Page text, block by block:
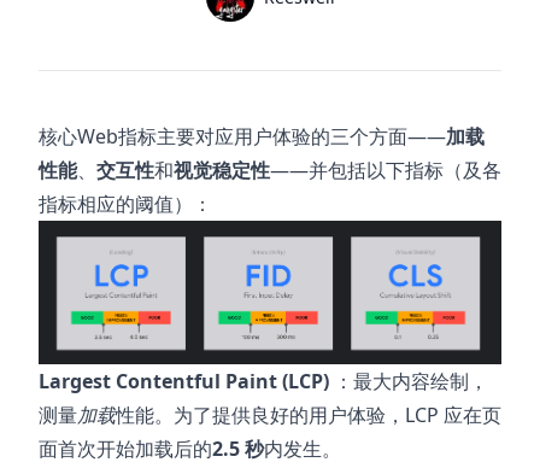
Authors
核心Web指标主要对应用户体验的三个方面——加载
性能、 交互性和视觉稳定性——并包括以下指标（及各
指标相应的阈值）：
Largest Contentful Paint (LCP) ：最大内容绘制，
测量加载性能。为了提供良好的用户体验，LCP 应在页
面首次开始加载后的2.5 秒内发生。